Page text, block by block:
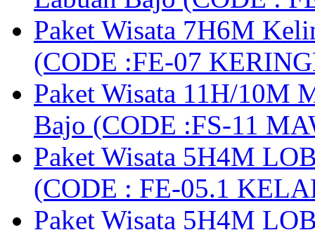
Paket Wisata 7H6M
(CODE :FE-07
Paket Wisata 11H/10M
Bajo (CODE :FS-11
Paket Wisata 5H4M
(CODE : FE-05.1
Paket Wisata 5H4M